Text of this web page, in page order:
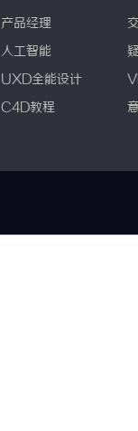
产品经理
人工智能
UXD全能设计
C4D教程